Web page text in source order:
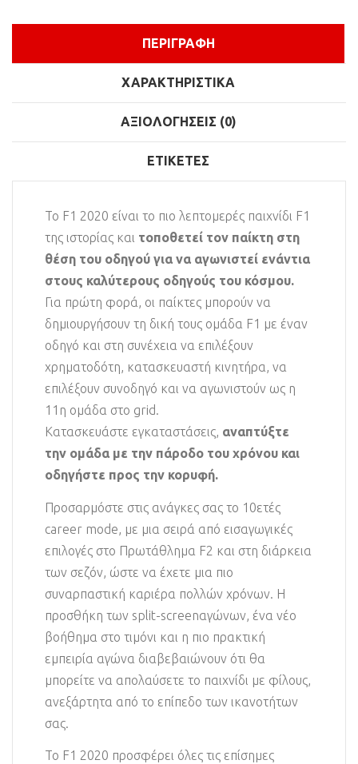
ΠΕΡΙΓΡΑΦΉ
ΧΑΡΑΚΤΗΡΙΣΤΙΚΆ
ΑΞΙΟΛΟΓΉΣΕΙΣ (0)
ΕΤΙΚΈΤΕΣ
Το F1 2020 είναι το πιο λεπτομερές παιχνίδι F1
της ιστορίας και τοποθετεί τον παίκτη στη
θέση του οδηγού για να αγωνιστεί ενάντια
στους καλύτερους οδηγούς του κόσμου.
Για πρώτη φορά, οι παίκτες μπορούν να
δημιουργήσουν τη δική τους ομάδα F1 με έναν
οδηγό και στη συνέχεια να επιλέξουν
χρηματοδότη, κατασκευαστή κινητήρα, να
επιλέξουν συνοδηγό και να αγωνιστούν ως η
11η ομάδα στο grid.
Κατασκευάστε εγκαταστάσεις, αναπτύξτε
την ομάδα με την πάροδο του χρόνου και
οδηγήστε προς την κορυφή.
Προσαρμόστε στις ανάγκες σας το 10ετές
career mode, με μια σειρά από εισαγωγικές
επιλογές στο Πρωτάθλημα F2 και στη διάρκεια
των σεζόν, ώστε να έχετε μια πιο
συναρπαστική καριέρα πολλών χρόνων. Η
προσθήκη των split-screenαγώνων, ένα νέο
βοήθημα στο τιμόνι και η πιο πρακτική
εμπειρία αγώνα διαβεβαιώνουν ότι θα
μπορείτε να απολαύσετε το παιχνίδι με φίλους,
ανεξάρτητα από το επίπεδο των ικανοτήτων
σας.
Το F1 2020 προσφέρει όλες τις επίσημες